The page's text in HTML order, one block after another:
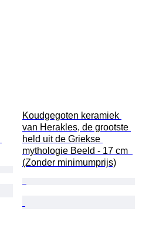
Koudgegoten keramiek
van Herakles, de grootste
held uit de Griekse
mythologie Beeld - 17 cm
(Zonder minimumprijs)